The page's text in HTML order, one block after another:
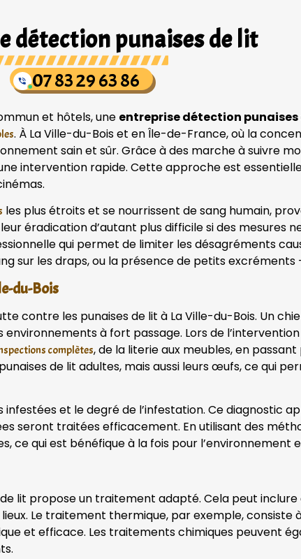
détection punaises de lit
07 83 29 63 86
et hôtels, une entreprise détection
. À La Ville-du-Bois et en Île-de-France, où la
sain et sûr. Grâce à des marche à suivre
intervention rapide. Cette approche est
les plus étroits et se nourrissent de sang humain,
éradication d’autant plus difficile si des mesures
qui permet de limiter les désagréments
sur les draps, ou la présence de petits
du-Bois
contre les punaises de lit à La Ville-du-Bois. Un
à fort passage. Lors de l’intervention
complètes, de la literie aux meubles, en
de lit adultes, mais aussi leurs œufs, ce qui
et le degré de l’infestation. Ce diagnostic
seront traitées efficacement. En utilisant des
ce qui est bénéfique à la fois pour l’environnement
lit propose un traitement adapté. Cela peut
Le traitement thermique, par exemple,
et efficace. Les traitements chimiques peuvent